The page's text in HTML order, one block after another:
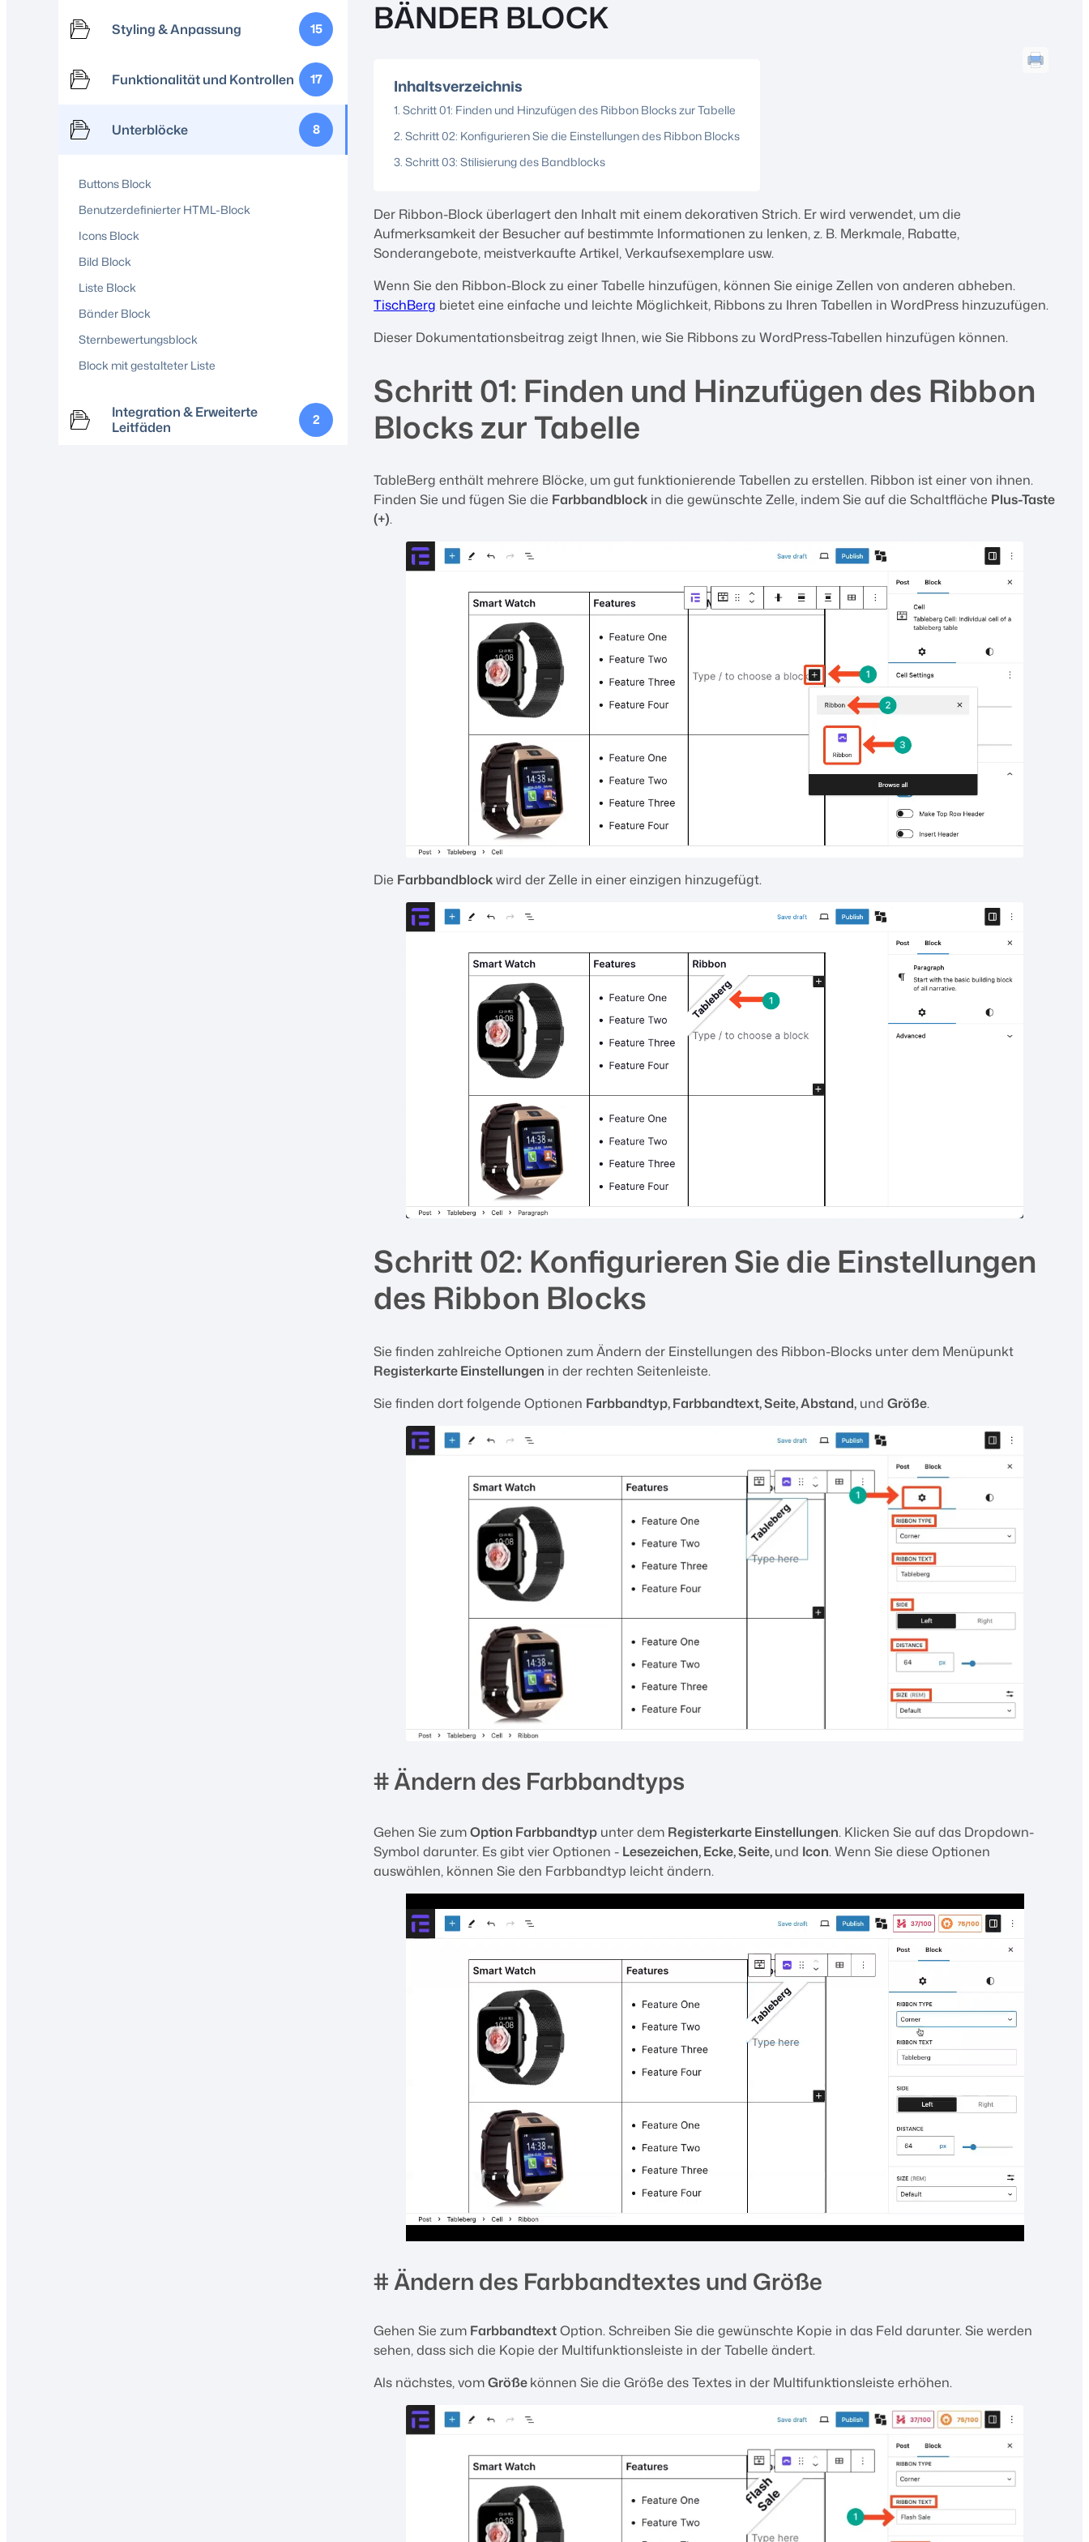
Styling & Anpassung 15
Funktionalität und Kontrollen 17
Unterblöcke 8
Buttons Block
Benutzerdefinierter HTML-Block
Icons Block
Bild Block
Liste Block
Bänder Block
Sternbewertungsblock
Block mit gestalteter Liste
Integration & Erweiterte
Leitfäden
2
BÄNDER BLOCK
Inhaltsverzeichnis
Schritt 01: Finden und Hinzufügen des Ribbon Blocks zur Tabelle
Schritt 02: Konfigurieren Sie die Einstellungen des Ribbon Blocks
Schritt 03: Stilisierung des Bandblocks
Der Ribbon-Block überlagert den Inhalt mit einem dekorativen Strich. Er wird verwendet, um die
Aufmerksamkeit der Besucher auf bestimmte Informationen zu lenken, z. B. Merkmale, Rabatte,
Sonderangebote, meistverkaufte Artikel, Verkaufsexemplare usw.
Wenn Sie den Ribbon-Block zu einer Tabelle hinzufügen, können Sie einige Zellen von anderen abheben.
TischBerg bietet eine einfache und leichte Möglichkeit, Ribbons zu Ihren Tabellen in WordPress hinzuzufügen.
Dieser Dokumentationsbeitrag zeigt Ihnen, wie Sie Ribbons zu WordPress-Tabellen hinzufügen können.
Schritt 01: Finden und Hinzufügen des Ribbon
Blocks zur Tabelle
TableBerg enthält mehrere Blöcke, um gut funktionierende Tabellen zu erstellen. Ribbon ist einer von ihnen.
Finden Sie und fügen Sie die Farbbandblock in die gewünschte Zelle, indem Sie auf die Schaltfläche Plus-Taste
(+).
Die Farbbandblockwird der Zelle in einer einzigen hinzugefügt.
Schritt 02: Konfigurieren Sie die Einstellungen
des Ribbon Blocks
Sie finden zahlreiche Optionen zum Ändern der Einstellungen des Ribbon-Blocks unter dem Menüpunkt
Registerkarte Einstellungen in der rechten Seitenleiste.
Sie finden dort folgende Optionen Farbbandtyp, Farbbandtext, Seite, Abstand, undGröße.
# Ändern des Farbbandtyps
Gehen Sie zumOption Farbbandtyp unter dem Registerkarte Einstellungen. Klicken Sie auf das Dropdown-
Symbol darunter. Es gibt vier Optionen - Lesezeichen, Ecke, Seite,und Icon. Wenn Sie diese Optionen
auswählen, können Sie den Farbbandtyp leicht ändern.
# Ändern des Farbbandtextes und Größe
Gehen Sie zum FarbbandtextOption. Schreiben Sie die gewünschte Kopie in das Feld darunter. Sie werden
sehen, dass sich die Kopie der Multifunktionsleiste in der Tabelle ändert.
Als nächstes, vomGrößekönnen Sie die Größe des Textes in der Multifunktionsleiste erhöhen.